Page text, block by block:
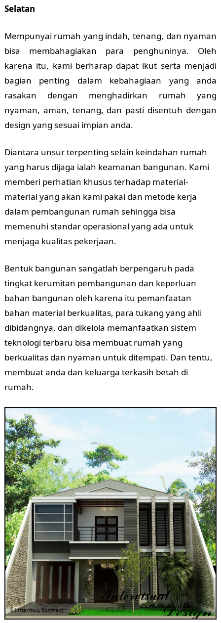
Selatan
Mempunyai rumah yang indah, tenang, dan nyaman
bisa membahagiakan para penghuninya. Oleh
karena itu, kami berharap dapat ikut serta menjadi
bagian penting dalam kebahagiaan yang anda
rasakan dengan menghadirkan rumah yang
nyaman, aman, tenang, dan pasti disentuh dengan
design yang sesuai impian anda.
Diantara unsur terpenting selain keindahan rumah
yang harus dijaga ialah keamanan bangunan. Kami
memberi perhatian khusus terhadap material-
material yang akan kami pakai dan metode kerja
dalam pembangunan rumah sehingga bisa
memenuhi standar operasional yang ada untuk
menjaga kualitas pekerjaan.
Bentuk bangunan sangatlah berpengaruh pada
tingkat kerumitan pembangunan dan keperluan
bahan bangunan oleh karena itu pemanfaatan
bahan material berkualitas, para tukang yang ahli
dibidangnya, dan dikelola memanfaatkan sistem
teknologi terbaru bisa membuat rumah yang
berkualitas dan nyaman untuk ditempati. Dan tentu,
membuat anda dan keluarga terkasih betah di
rumah.